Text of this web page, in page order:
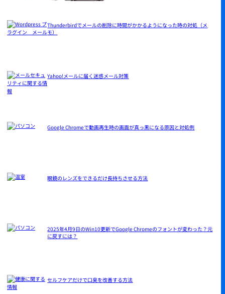
Thunderbirdでメールの削除に時間がかかるようになった時の対処（メ
モ）
Yahoo!メールに届く迷惑メール対策
Google Chromeで動画再生時の画面が真っ黒になる原因と対処例
眼鏡のレンズをできるだけ長持ちさせる方法
2025年4月9日のWin10更新でGoogle Chromeのフォントが変わった？元
に戻すには？
セルフケアだけで口臭を改善する方法